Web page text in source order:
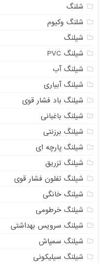
شلنگ
شلنگ وکیوم
شیلنگ
شیلنگ PVC
شیلنگ آب
شیلنگ آبیاری
شیلنگ باد فشار قوی
شیلنگ باغبانی
شیلنگ برزنتی
شیلنگ پارچه‌ ای
شیلنگ تزریق
شیلنگ تفلون فشار قوی
شیلنگ خانگی
شیلنگ خرطومی
شیلنگ سرویس بهداشتی
شیلنگ سمپاش
شیلنگ سیلیکونی